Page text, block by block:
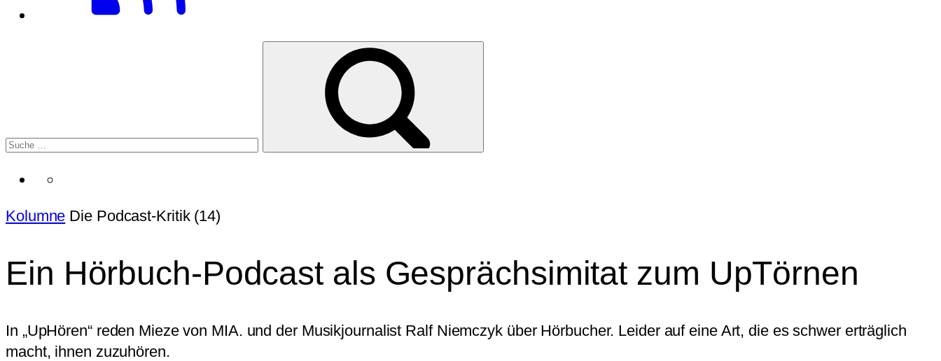
Kolumne Die Podcast-Kritik (14)
Ein Hörbuch-Podcast als Gesprächsimitat zum UpTörnen
In „UpHören“ reden Mieze von MIA. und der Musikjournalist Ralf Niemczyk über Hörbucher. Leider auf eine Art, die es schwer erträglich
macht, ihnen zuzuhören.